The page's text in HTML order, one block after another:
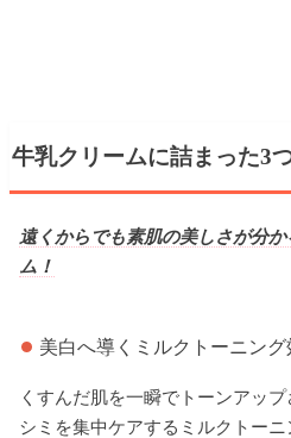
牛乳クリームに詰まった3
遠くからでも素肌の美しさが分
ム！
美白へ導くミルクトーニング
くすんだ肌を一瞬でトーンアッ
シミを集中ケアするミルクトー